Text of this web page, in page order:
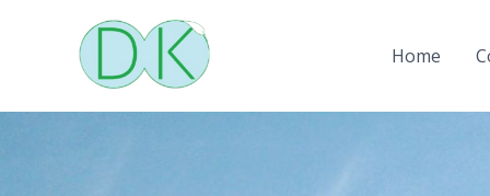
contenuto
Home